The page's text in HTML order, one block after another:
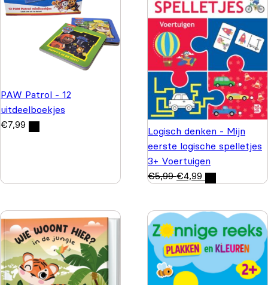
PAW Patrol - 12
uitdeelboekjes
€7,99
Logisch denken - Mijn
eerste logische spelletjes
3+ Voertuigen
€5,99 €4,99